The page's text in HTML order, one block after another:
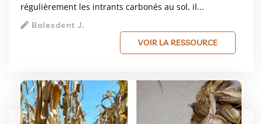
régulièrement les intrants carbonés au sol, il...
Balesdent J.
VOIR LA RESSOURCE